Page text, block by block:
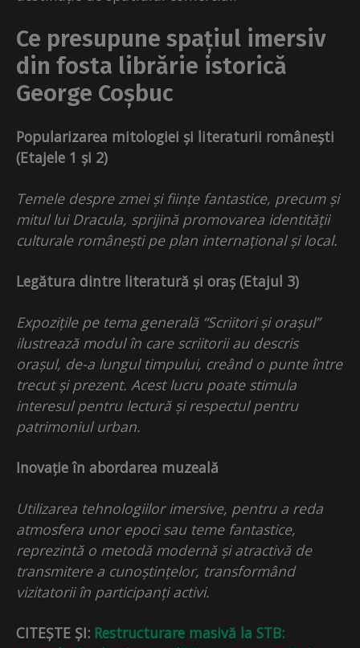
Ce presupune spațiul imersiv
din fosta librărie istorică
George Coșbuc
Popularizarea mitologiei și literaturii românești
(Etajele 1 și 2)
Temele despre zmei și ființe fantastice, precum și
mitul lui Dracula, sprijină promovarea identității
culturale românești pe plan internațional și local.
Legătura dintre literatură și oraș (Etajul 3)
Expozițile pe tema generală“Scriitori și orașul”
ilustrează modul în care scriitorii au descris
orașul, de-a lungul timpului, creând o punte între
trecut și prezent. Acest lucru poate stimula
interesul pentru lectură și respectul pentru
patrimoniul urban.
Inovație în abordarea muzeală
Utilizarea tehnologiilor imersive, pentru a reda
atmosfera unor epoci sau teme fantastice,
reprezintă o metodă modernă și atractivă de
transmitere a cunoștințelor, transformând
vizitatorii în participanți activi.
CITEȘTE ȘI: Restructurare masivă la STB: